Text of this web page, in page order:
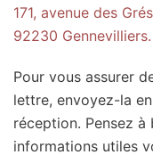
171, avenue des
92230 Gennevilliers.
Pour vous assurer
lettre, envoyez-la
réception. Pensez
informations utiles